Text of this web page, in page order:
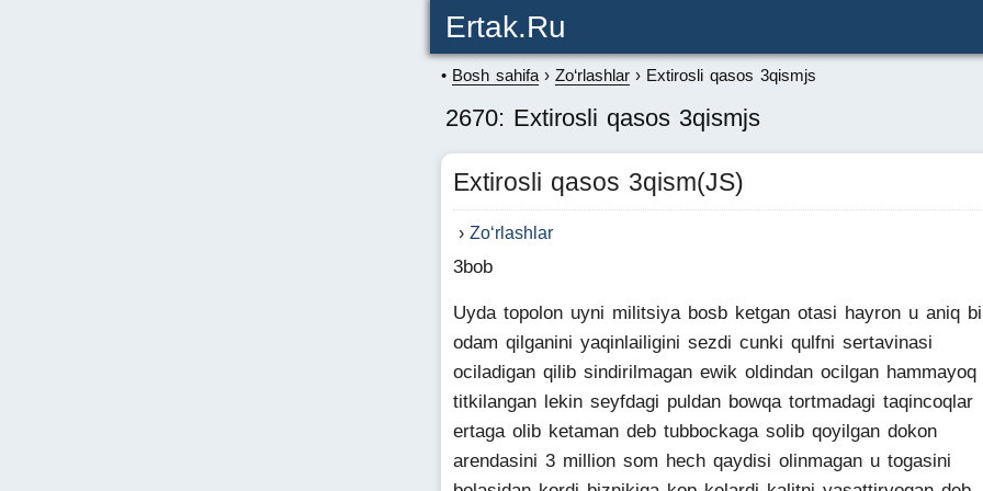
Ertak.ru
Bosh sahifa Zo‘rlashlar Extirosli qasos 3qismjs
2670: Extirosli qasos 3qismjs
Extirosli qasos 3qism(JS)
Zo‘rlashlar
3bob
Uyda topolon uyni militsiya bosb ketgan otasi hayron u aniq
odam qilganini yaqinlailigini sezdi cunki qulfni sertavinasi
ociladigan qilib sindirilmagan ewik oldindan ocilgan hammayoq
titkilangan lekin seyfdagi puldan bowqa tortmadagi taqincoqlar
ertaga olib ketaman deb tubbockaga solib qoyilgan dokon
arendasini 3 million som hech qaydisi olinmagan u togasini